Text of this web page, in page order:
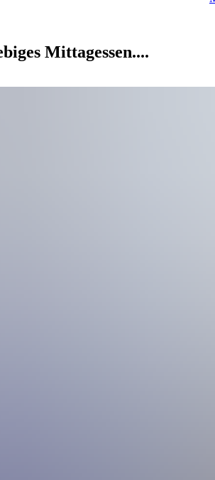
Mittagessen....